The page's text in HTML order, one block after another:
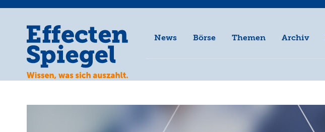
News Börse Themen Archiv